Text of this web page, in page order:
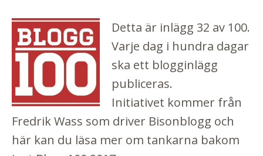
Detta är inlägg 32 av 100.
Varje dag i hundra dagar
ska ett blogginlägg
publiceras.
Initiativet kommer från
Fredrik Wass som driver Bisonblogg och
här kan du läsa mer om tankarna bakom